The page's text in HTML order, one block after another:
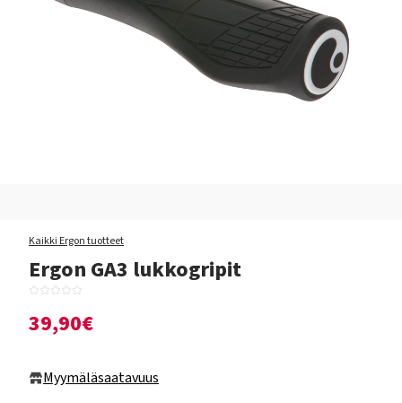
Kaikki Ergon tuotteet
Ergon GA3 lukkogripit
39,90€
Myymäläsaatavuus